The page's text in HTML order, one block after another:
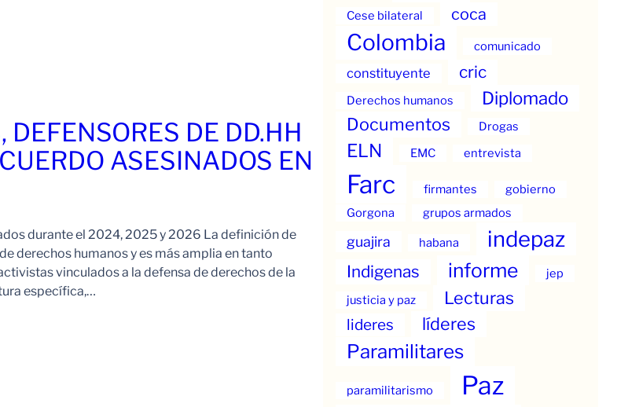
DE DD.HH
ASESINADOS EN
durante el 2024, 2025 y 2026 La definición de
derechos humanos y es más amplia en tanto
vinculados a la defensa de derechos de la
específica,…
Cese bilateral coca
Colombia comunicado
constituyente cric
Derechos humanos Diplomado
Documentos Drogas
ELN EMC entrevista
Farc firmantes
gobierno
Gorgona
grupos armados
guajira habana indepaz
Indigenas informe
jep
justicia y paz
Lecturas
lideres líderes
Paramilitares
paramilitarismo Paz